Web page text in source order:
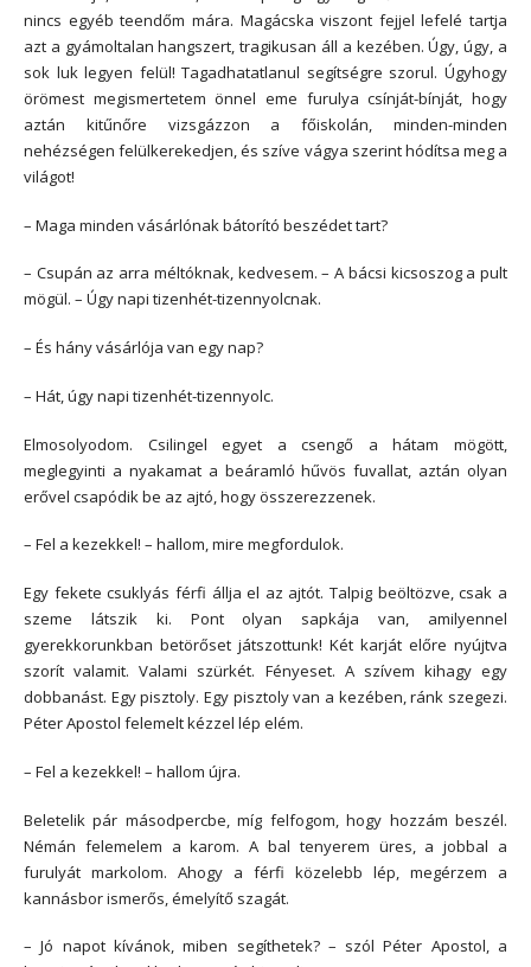
nincs egyéb teendőm mára. Magácska viszont fejjel lefelé tartja
azt a gyámoltalan hangszert, tragikusan áll a kezében. Úgy, úgy, a
sok luk legyen felül! Tagadhatatlanul segítségre szorul. Úgyhogy
örömest megismertetem önnel eme furulya csínját-bínját, hogy
aztán kitűnőre vizsgázzon a főiskolán, minden-minden
nehézségen felülkerekedjen, és szíve vágya szerint hódítsa meg a
világot!
– Maga minden vásárlónak bátorító beszédet tart?
– Csupán az arra méltóknak, kedvesem. – A bácsi kicsoszog a pult
mögül. – Úgy napi tizenhét-tizennyolcnak.
– És hány vásárlója van egy nap?
– Hát, úgy napi tizenhét-tizennyolc.
Elmosolyodom. Csilingel egyet a csengő a hátam mögött,
meglegyinti a nyakamat a beáramló hűvös fuvallat, aztán olyan
erővel csapódik be az ajtó, hogy összerezzenek.
– Fel a kezekkel! – hallom, mire megfordulok.
Egy fekete csuklyás férfi állja el az ajtót. Talpig beöltözve, csak a
szeme látszik ki. Pont olyan sapkája van, amilyennel
gyerekkorunkban betörőset játszottunk! Két karját előre nyújtva
szorít valamit. Valami szürkét. Fényeset. A szívem kihagy egy
dobbanást. Egy pisztoly. Egy pisztoly van a kezében, ránk szegezi.
Péter Apostol felemelt kézzel lép elém.
– Fel a kezekkel! – hallom újra.
Beletelik pár másodpercbe, míg felfogom, hogy hozzám beszél.
Némán felemelem a karom. A bal tenyerem üres, a jobbal a
furulyát markolom. Ahogy a férfi közelebb lép, megérzem a
kannásbor ismerős, émelyítő szagát.
– Jó napot kívánok, miben segíthetek? – szól Péter Apostol, a